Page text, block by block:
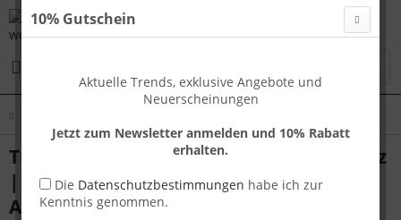
Travelhouse Oslo Kofferset M+L Schwarz
| Aluminium-Hartschale | TSA-Schloss,
Aluminiumrahmen
10% Gutschein
Aktuelle Trends, exklusive Angebote und
Neuerscheinungen
Jetzt zum Newsletter anmelden und 10% Rabatt
erhalten.
Die Datenschutzbestimmungen habe ich zur
Kenntnis genommen.